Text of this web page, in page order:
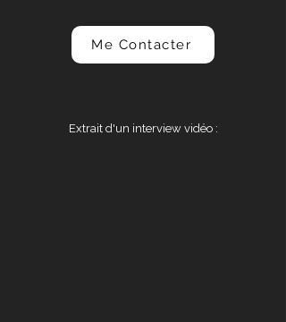
Me Contacter
Extrait d'un interview vidéo :